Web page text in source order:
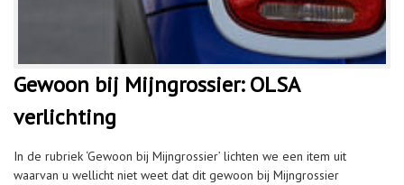
Gewoon bij Mijngrossier: OLSA
verlichting
In de rubriek ‘Gewoon bij Mijngrossier’ lichten we een item uit
waarvan u wellicht niet weet dat dit gewoon bij Mijngrossier